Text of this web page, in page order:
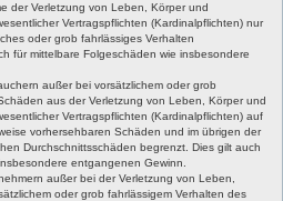
der Verletzung von Leben, Körper und
Vertragspflichten (Kardinalpflichten) nur
oder grob fahrlässiges Verhalten
für mittelbare Folgeschäden wie insbesondere
außer bei vorsätzlichem oder grob
aus der Verletzung von Leben, Körper und
Vertragspflichten (Kardinalpflichten) auf
vorhersehbaren Schäden und im übrigen der
Durchschnittsschäden begrenzt. Dies gilt auch
entgangenen Gewinn.
außer bei der Verletzung von Leben,
oder grob fahrlässigem Verhalten des